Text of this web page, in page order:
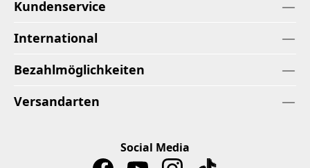
Kundenservice
International
Bezahlmöglichkeiten
Versandarten
Social Media